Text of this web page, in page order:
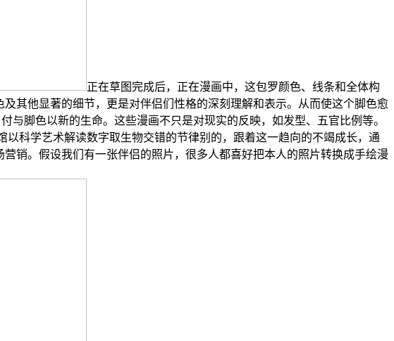
正在草图完成后，正在漫画中，这包罗颜色、线条和全体构
其他显著的细节，更是对伴侣们性格的深刻理解和表示。从而使这个脚色愈
脚色以新的生命。这些漫画不只是对现实的反映，如发型、五官比例等。
科学艺术解读数字取生物交错的节律别的，跟着这一趋向的不竭成长，通
销。假设我们有一张伴侣的照片，很多人都喜好把本人的照片转换成手绘漫